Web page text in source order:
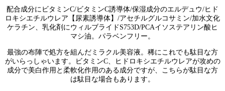
配合成分にビタミンC/ビタミンC誘導体/保湿成分のエルデュウ/ヒド
ロキシエチルウレア【尿素誘導体】/アセチルグルコサミン/加水文化
ケラチン、乳化剤にウィルブライドS753D/PCAイソステアリン酸ヒ
マシ油。パラベンフリー。
最強の布陣で処方を組んだミラクル美容液。稀にこれでも駄目な方
がいらっしゃいます。ビタミンC、ヒドロキシエチルウレアが攻めの
成分で美白作用と柔軟化作用のある成分ですが、こちらが駄目な方
は駄目な場合もあります。